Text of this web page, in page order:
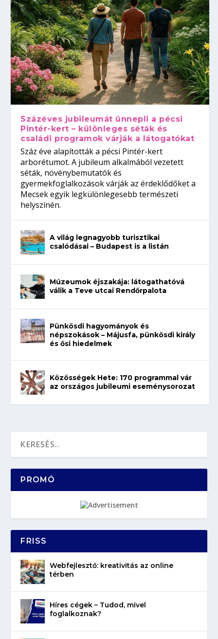
Százéves jubileumát ünnepli a pécsi
Pintér-kert – különleges séták és
családi programok várják a látogatókat
Száz éve alapították a pécsi Pintér-kert
arborétumot. A jubileum alkalmából vezetett
séták, növénybemutatók és
gyermekfoglalkozások várják az érdeklődőket a
Mecsek egyik legkülönlegesebb természeti
helyszínén.
A világ legnagyobb turisztikai
csalódásai – Budapest is a listán
Múzeumok éjszakája: látogathatóvá
válik a Teve utcai Rendőrpalota
Pünkösdi hagyományok és
népszokások – Májusfa, pünkösdi király
és ősi hiedelmek
Közösségek Hete: 170 programmal vár
az országos jubileumi eseménysorozat
PROMÓ
FRISS
Webfejlesztő: kreativitás az online
térben
Híres cégek – Tudod, mivel
foglalkoznak?